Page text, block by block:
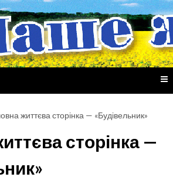
життєва сторінка — «Будівельник»
сторінка —